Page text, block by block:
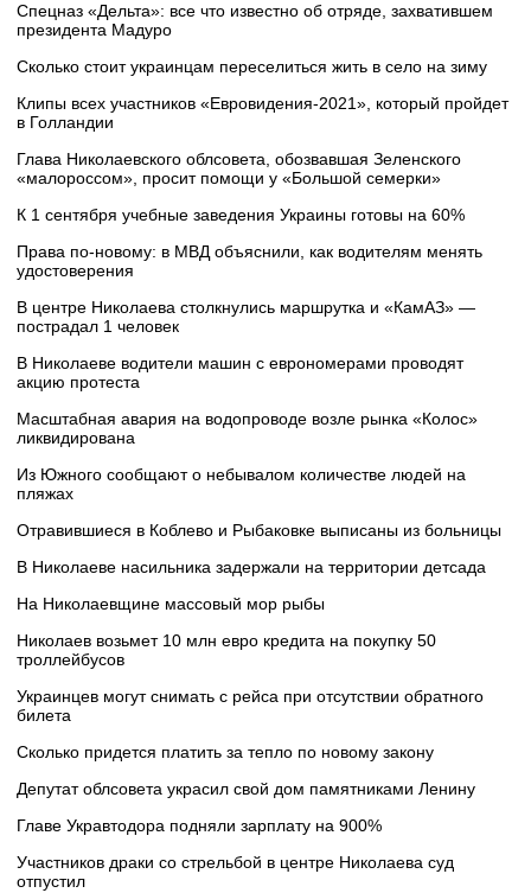
Cпецназ «Дельта»: все что известно об отряде, захватившем
президента Мадуро
Сколько стоит украинцам переселиться жить в село на зиму
Клипы всех участников «Евровидения-2021», который пройдет
в Голландии
Глава Николаевского облсовета, обозвавшая Зеленского
«малороссом», просит помощи у «Большой семерки»
К 1 сентября учебные заведения Украины готовы на 60%
Права по-новому: в МВД объяснили, как водителям менять
удостоверения
В центре Николаева столкнулись маршрутка и «КамАЗ» —
пострадал 1 человек
В Николаеве водители машин с еврономерами проводят
акцию протеста
Масштабная авария на водопроводе возле рынка «Колос»
ликвидирована
Из Южного сообщают о небывалом количестве людей на
пляжах
Отравившиеся в Коблево и Рыбаковке выписаны из больницы
В Николаеве насильника задержали на территории детсада
На Николаевщине массовый мор рыбы
Николаев возьмет 10 млн евро кредита на покупку 50
троллейбусов
Украинцев могут снимать с рейса при отсутствии обратного
билета
Сколько придется платить за тепло по новому закону
Депутат облсовета украсил свой дом памятниками Ленину
Главе Укравтодора подняли зарплату на 900%
Участников драки со стрельбой в центре Николаева суд
отпустил